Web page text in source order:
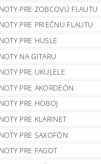
NOTY PRE ZOBCOVÚ FLAUTU
NOTY PRE PRIEČNU FLAUTU
NOTY PRE HUSLE
NOTY NA GITARU
NOTY PRE UKULELE
NOTY PRE AKORDEÓN
NOTY PRE HOBOJ
NOTY PRE KLARINET
NOTY PRE SAXOFÓN
NOTY PRE FAGOT